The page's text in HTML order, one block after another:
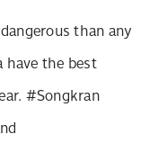
than any
have the best
#Songkran